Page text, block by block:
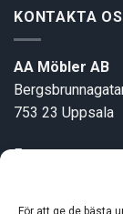
För att ge de bästa
KONTAKTA
AA Möbler AB
753 23 Uppsala
E-post: